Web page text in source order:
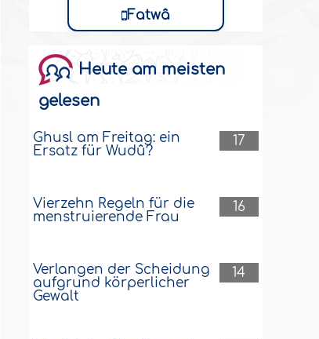
Fatwâ
Heute am meisten
gelesen
17
Ghusl am Freitag: ein
Ersatz für Wudû?
16
Vierzehn Regeln für die
menstruierende Frau
14
Verlangen der Scheidung
aufgrund körperlicher
Gewalt